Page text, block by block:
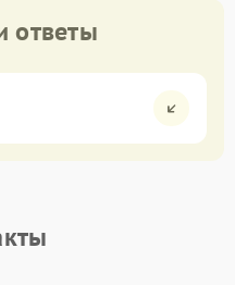
ответы